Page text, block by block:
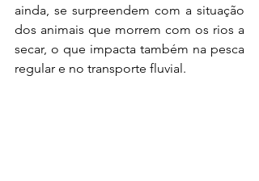
ainda, se surpreendem com a situação
dos animais que morrem com os rios a
secar, o que impacta também na pesca
regular e no transporte fluvial.